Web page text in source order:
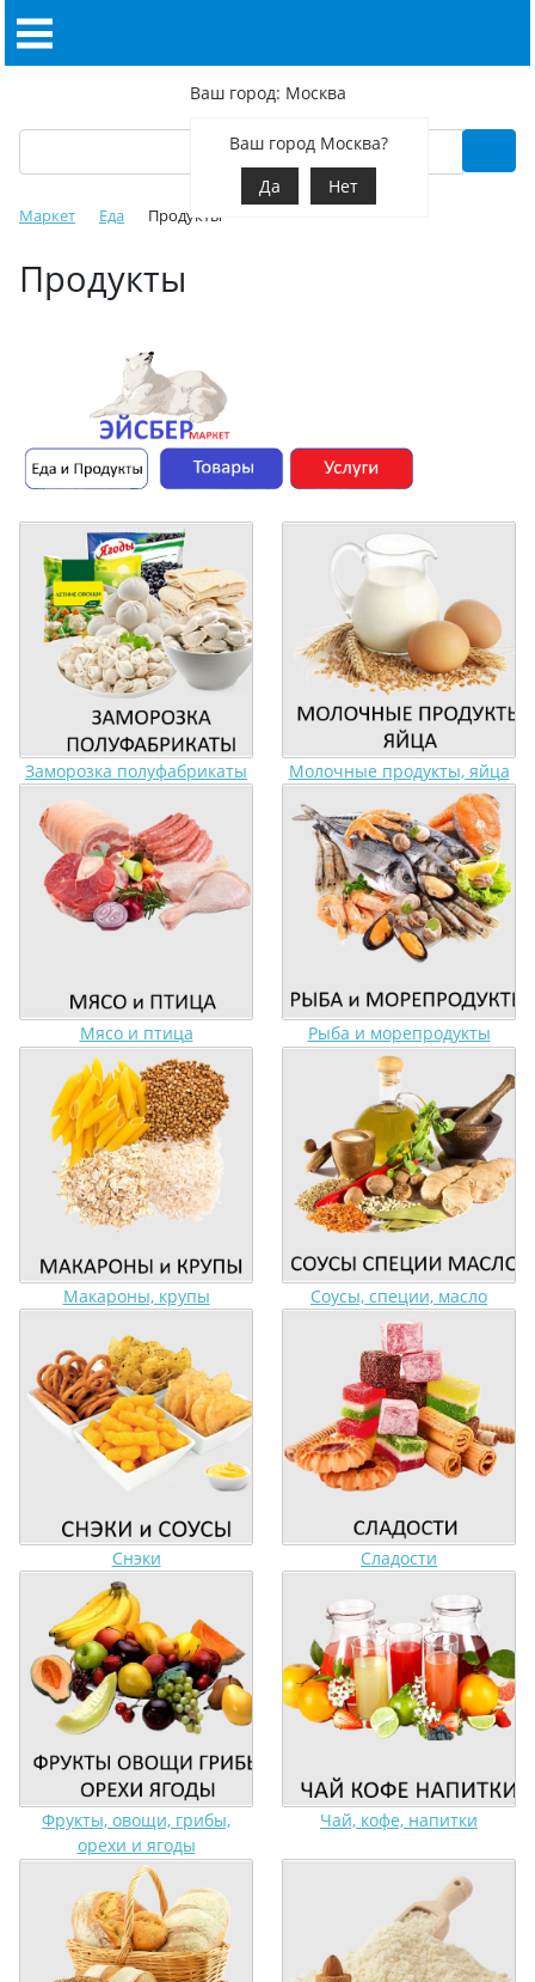
Ваш город: Москва
Ваш город Москва?
Да
Нет
Маркет Еда Продукты
Продукты
Заморозка полуфабрикаты Молочные продукты, яйца
Мясо и птица Рыба и морепродукты
Макароны, крупы Соусы, специи, масло
Снэки Сладости
Фрукты, овощи, грибы,
орехи и ягоды
Чай, кофе, напитки